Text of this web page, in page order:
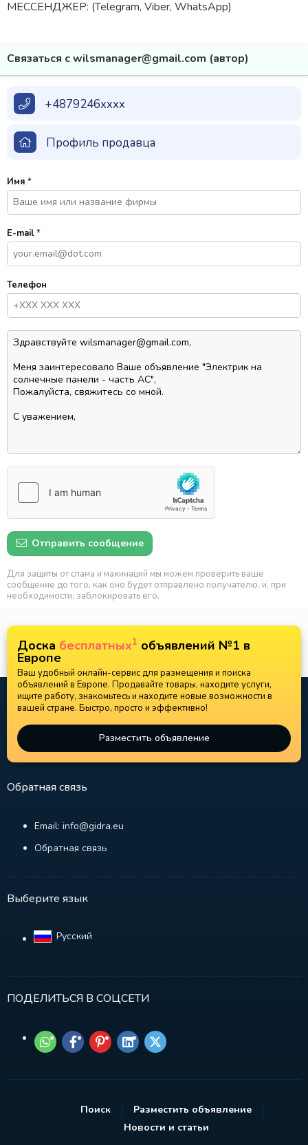
МЕССЕНДЖЕР: (Telegram, Viber, WhatsApp)
Связаться с wilsmanager@gmail.com (автор)
+4879246xxxx
Профиль продавца
Имя *
E-mail*
Телефон
Отправить сообщение
Для защиты от спама и махинаций мы можем проверить ваше
сообщение до того, как оно будет отправлено получателю, и, при
необходимости, заблокировать его.
Доска бесплатных1 объявлений №1 в
Европе
Ваш удобный онлайн-сервис для размещения и поиска
объявлений в Европе. Продавайте товары, находите услуги,
ищите работу, знакомьтесь и находите новые возможности в
вашей стране. Быстро, просто и эффективно!
Разместить объявление
Обратная связь
Email: info@gidra.eu
Обратная связь
Выберите язык
Русский‎
ПОДЕЛИТЬСЯ В СОЦСЕТИ
Поиск
Разместить объявление
Новости и статьи